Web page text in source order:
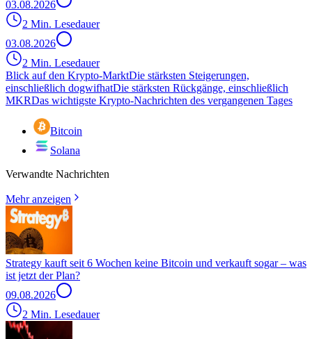
03.08.2026
2 Min. Lesedauer
03.08.2026
2 Min. Lesedauer
Blick auf den Krypto-MarktDie stärksten Steigerungen,
einschließlich dogwifhatDie stärksten Rückgänge, einschließlich
MKRDas wichtigste Krypto-Nachrichten des vergangenen Tages
Bitcoin
Solana
Verwandte Nachrichten
Mehr anzeigen
Strategy kauft seit 6 Wochen keine Bitcoin und verkauft sogar – was
ist jetzt der Plan?
09.08.2026
2 Min. Lesedauer